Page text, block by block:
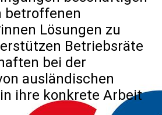
betroffenen
Lösungen zu
Betriebsräte
bei der
ausländischen
ihre konkrete Arbeit